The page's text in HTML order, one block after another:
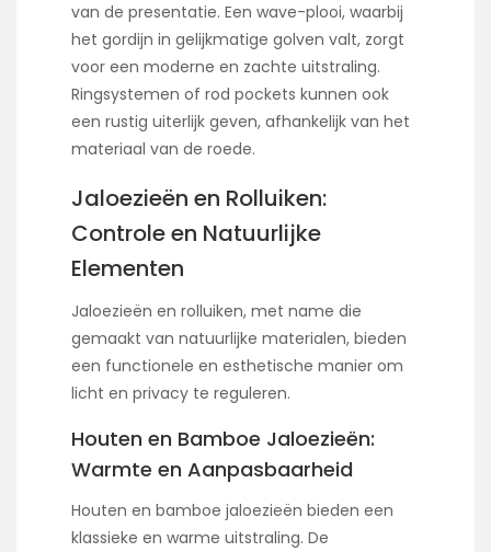
van de presentatie. Een wave-plooi, waarbij
het gordijn in gelijkmatige golven valt, zorgt
voor een moderne en zachte uitstraling.
Ringsystemen of rod pockets kunnen ook
een rustig uiterlijk geven, afhankelijk van het
materiaal van de roede.
Jaloezieën en Rolluiken:
Controle en Natuurlijke
Elementen
Jaloezieën en rolluiken, met name die
gemaakt van natuurlijke materialen, bieden
een functionele en esthetische manier om
licht en privacy te reguleren.
Houten en Bamboe Jaloezieën:
Warmte en Aanpasbaarheid
Houten en bamboe jaloezieën bieden een
klassieke en warme uitstraling. De